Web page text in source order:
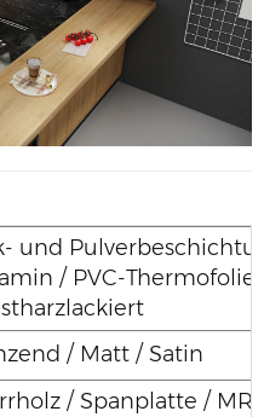
und
/ PVC-Thermofolie
/ Matt / Satin
/ Spanplatte / MR